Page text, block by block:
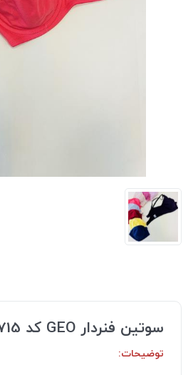
سوتین فنردار GEO کد 715
توضیحات: